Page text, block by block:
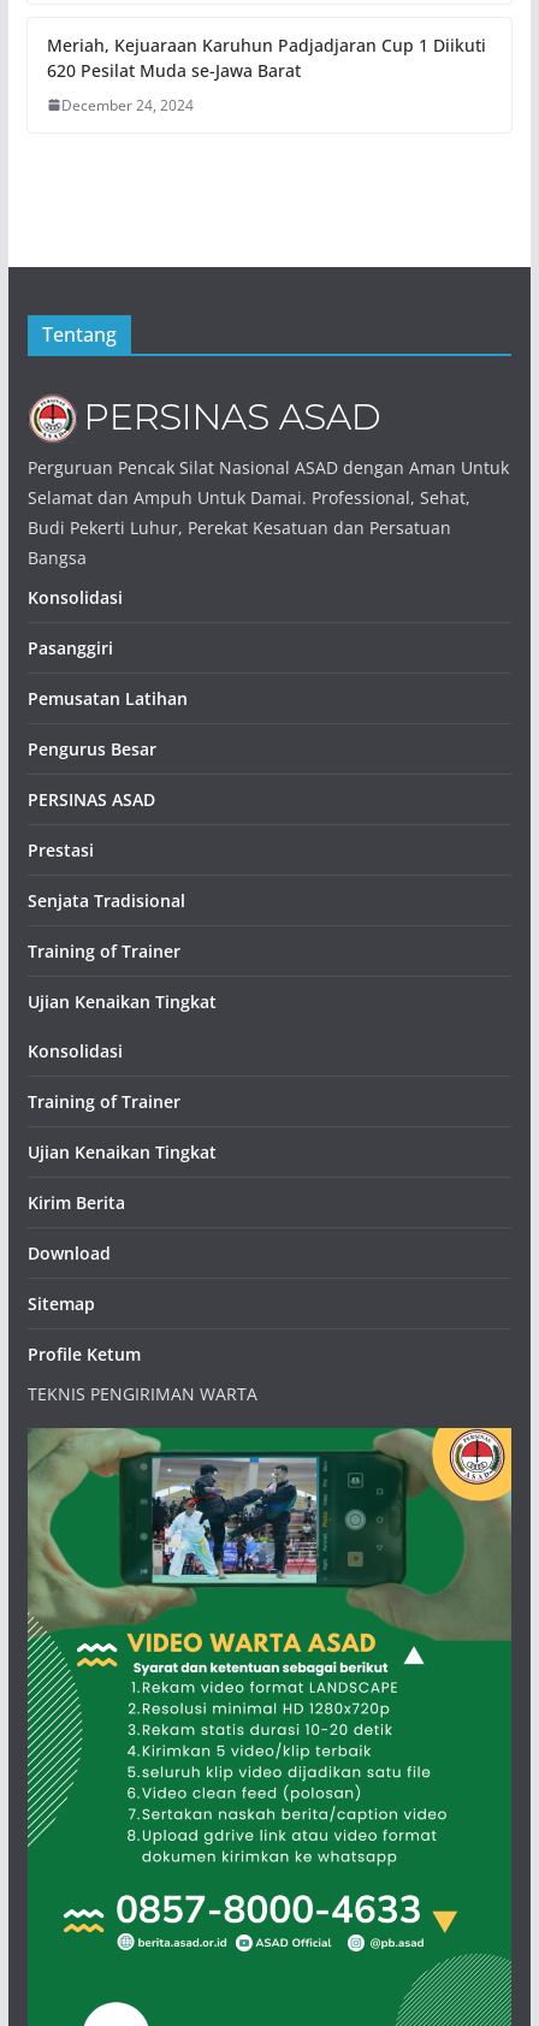
Meriah, Kejuaraan Karuhun Padjadjaran Cup 1 Diikuti
620 Pesilat Muda se-Jawa Barat
December 24, 2024
Tentang
Perguruan Pencak Silat Nasional ASAD dengan Aman Untuk
Selamat dan Ampuh Untuk Damai. Professional, Sehat,
Budi Pekerti Luhur, Perekat Kesatuan dan Persatuan
Bangsa
Konsolidasi
Pasanggiri
Pemusatan Latihan
Pengurus Besar
PERSINAS ASAD
Prestasi
Senjata Tradisional
Training of Trainer
Ujian Kenaikan Tingkat
Konsolidasi
Training of Trainer
Ujian Kenaikan Tingkat
Kirim Berita
Download
Sitemap
Profile Ketum
TEKNIS PENGIRIMAN WARTA